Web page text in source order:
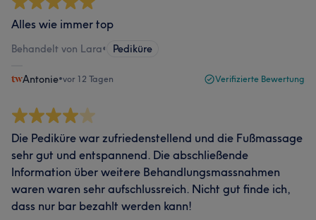
Alles wie immer top
Behandelt von Lara• Pediküre
Antonie•vor 12 Tagen Verifizierte Bewertung
Die Pediküre war zufriedenstellend und die Fußmassage
sehr gut und entspannend. Die abschließende
Information über weitere Behandlungsmassnahmen
waren waren sehr aufschlussreich. Nicht gut finde ich,
dass nur bar bezahlt werden kann!